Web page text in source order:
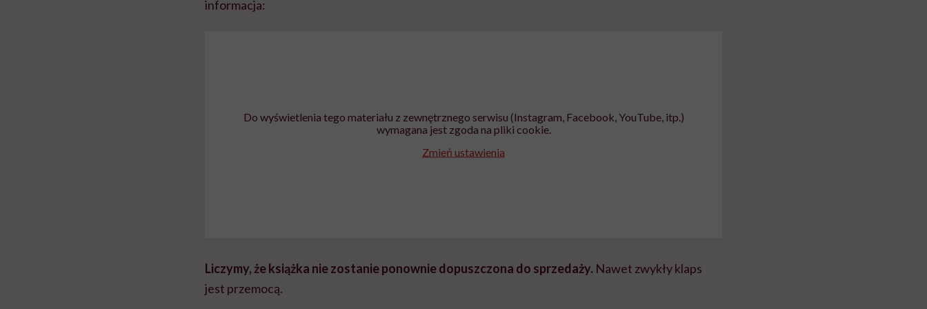
informacja:
Do wyświetlenia tego materiału z zewnętrznego serwisu (Instagram, Facebook, YouTube, itp.)
wymagana jest zgoda na pliki cookie.
Zmień ustawienia
Liczymy, że książka nie zostanie ponownie dopuszczona do sprzedaży. Nawet zwykły klaps
jest przemocą.